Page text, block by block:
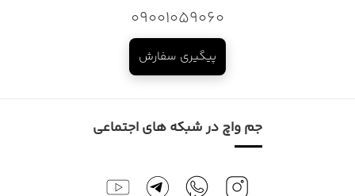
09001059060
پیگیری سفارش
جم واچ در شبکه های اجتماعی